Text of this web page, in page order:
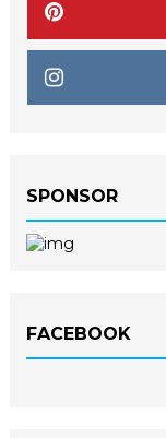
SPONSOR
FACEBOOK